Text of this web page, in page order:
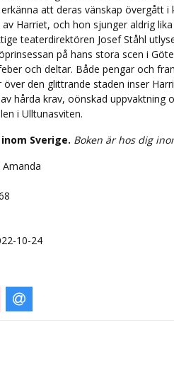
att deras vänskap övergått i
Harriet, och hon sjunger aldrig
teaterdirektören Josef Ståhl
på hans stora scen i
och deltar. Både pengar och
den glittrande staden inser
hårda krav, oönskad uppvaktning
i Ulltunasviten.
Sverige. Boken är hos dig
10-24